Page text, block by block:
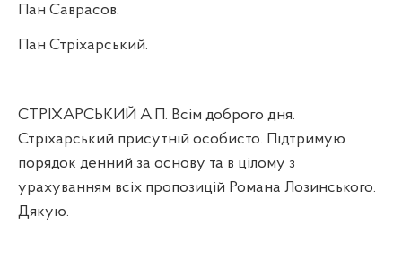
Пан Саврасов.
Пан Стріхарський.
СТРІХАРСЬКИЙ А.П. Всім доброго дня.
Стріхарський присутній особисто. Підтримую
порядок денний за основу та в цілому з
урахуванням всіх пропозицій Романа Лозинського.
Дякую.